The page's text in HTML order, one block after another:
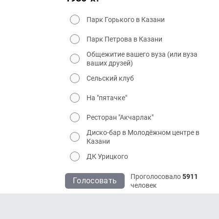
Парк Горького в Казани
Парк Петрова в Казани
Общежитие вашего вуза (или вуза
ваших друзей)
Сельский клуб
На "пятачке"
Ресторан "Акчарлак"
Диско-бар в Молодёжном центре в
Казани
ДК Урицкого
Голосовать Проголосовало5911
человек